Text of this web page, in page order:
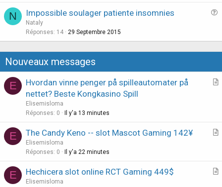
N
s
t
o
n
Impossible soulager patiente insomnies
Nataly
Réponses 14 29 Septembre 2015
Nouveaux messages
E
A
l
Hvordan vinne penger på spilleautomater på
nettet? Beste Kongkasino Spill
Elisemisloma
Réponses 0 Il y'a 13 minutes
E
A
c
The Candy Keno -- slot Mascot Gaming 142¥
Elisemisloma
Réponses 0 Il y'a 22 minutes
E
A
Hechicera slot online RCT Gaming 449$
Elisemisloma